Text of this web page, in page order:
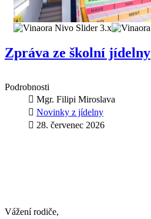
Zpráva ze školní jídelny
Podrobnosti
Mgr. Filipi Miroslava
Novinky z jídelny
28. červenec 2026
Vážení rodiče,